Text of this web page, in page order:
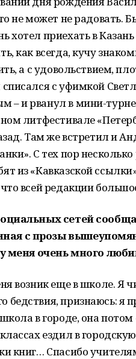
не может не радовать.
хотел приехать в
как всегда, кучу
а с удовольствием,
с уфимкой
и рванул в мини-
литфестивале
Там же встретил и
С тех пор несколько
из «Кавказской
всей редакции
сетей
с прозы
у меня очень много
возник еще в школе. Я
признаюсь: я
в городе, она потом
ездил в
книг… Спасибо